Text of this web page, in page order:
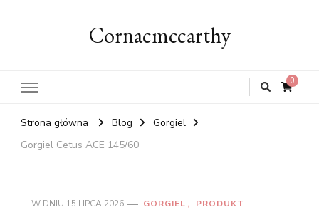
Cornacmccarthy
0
Strona główna Blog
Gorgiel
Gorgiel Cetus ACE 145/60
W DNIU 15 LIPCA 2026 GORGIEL PRODUKT